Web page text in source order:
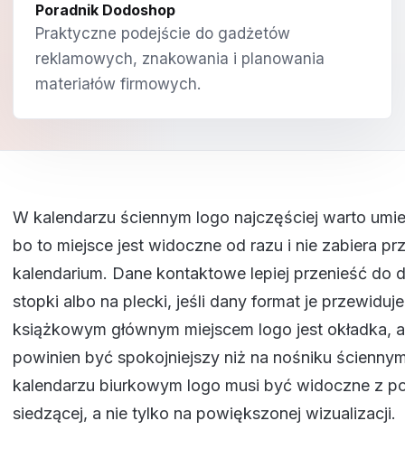
Poradnik Dodoshop
Praktyczne podejście do gadżetów
reklamowych, znakowania i planowania
materiałów firmowych.
W kalendarzu ściennym logo najczęściej warto
bo to miejsce jest widoczne od razu i nie zabiera
kalendarium. Dane kontaktowe lepiej przenieść do
stopki albo na plecki, jeśli dany format je
książkowym głównym miejscem logo jest okładka,
powinien być spokojniejszy niż na nośniku
kalendarzu biurkowym logo musi być widoczne z
siedzącej, a nie tylko na powiększonej wizualizacji.